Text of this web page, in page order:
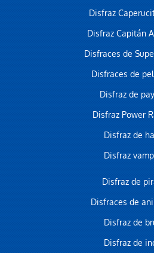
Disfraz
Disfraz Capitán
Disfraces de
Disfraces de
Disfraz de
Disfraz Power
Disfraz de
Disfraz
Disfraz de
Disfraces de
Disfraz de
Disfraz de